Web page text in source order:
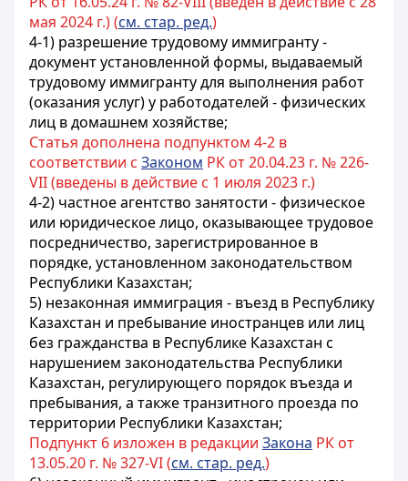
мая 2024 г.) (см. стар. ред.)
4-1) разрешение трудовому иммигранту -
документ установленной формы, выдаваемый
трудовому иммигранту для выполнения работ
(оказания услуг) у работодателей - физических
лиц в домашнем хозяйстве;
Статья дополнена подпунктом 4-2 в
соответствии с Законом РК от 20.04.23 г. № 226-
VII (введены в действие с 1 июля 2023 г.)
4-2) частное агентство занятости - физическое
или юридическое лицо, оказывающее трудовое
посредничество, зарегистрированное в
порядке, установленном законодательством
Республики Казахстан;
5) незаконная иммиграция - въезд в Республику
Казахстан и пребывание иностранцев или лиц
без гражданства в Республике Казахстан с
нарушением законодательства Республики
Казахстан, регулирующего порядок въезда и
пребывания, а также транзитного проезда по
территории Республики Казахстан;
Подпункт 6 изложен в редакции Закона РК от
13.05.20 г. № 327-VI (см. стар. ред.)